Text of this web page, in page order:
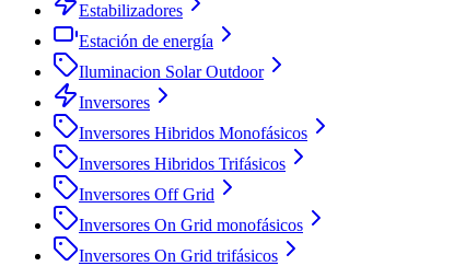
Estabilizadores
Estación de energía
Iluminacion Solar Outdoor
Inversores
Inversores Hibridos Monofásicos
Inversores Hibridos Trifásicos
Inversores Off Grid
Inversores On Grid monofásicos
Inversores On Grid trifásicos